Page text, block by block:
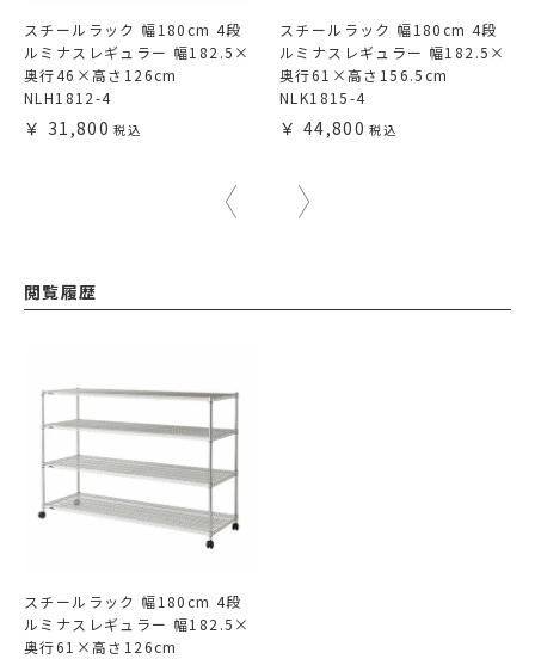
スチールラック 幅180cm 4段
ルミナスレギュラー 幅182.5×
奥行46×高さ126cm
NLH1812-4
31,800
スチールラック 幅180cm 4段
ルミナスレギュラー 幅182.5×
奥行61×高さ156.5cm
NLK1815-4
44,800
閲覧履歴
スチールラック 幅180cm 4段
ルミナスレギュラー 幅182.5×
奥行61×高さ126cm